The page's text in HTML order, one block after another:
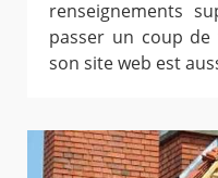
renseignements
passer un coup de
son site web est